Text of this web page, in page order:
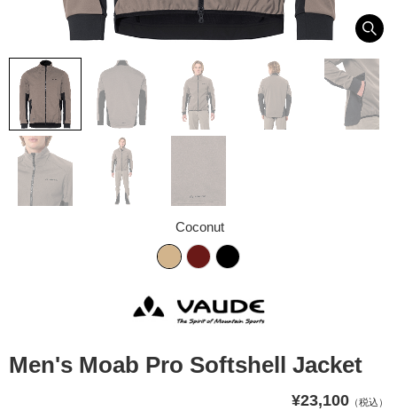
Men's Moab Pro Softshell Jacket
¥23,100 （税込）
Coconut